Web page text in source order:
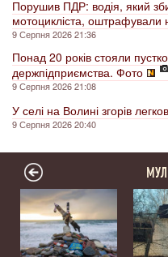
Порушив ПДР: водія, який
мотоцикліста, оштрафували
9 Серпня 2026 21:36
Понад 20 років стояли
держпідприємства. Фото
9 Серпня 2026 21:08
У селі на Волині згорів
9 Серпня 2026 20:40